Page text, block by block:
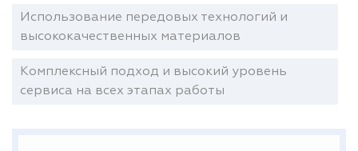
Использование передовых технологий и
высококачественных материалов
Комплексный подход и высокий уровень
сервиса на всех этапах работы